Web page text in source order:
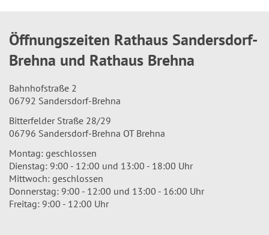
Öffnungszeiten Rathaus Sandersdorf-
Brehna und Rathaus Brehna
Bahnhofstraße 2
06792 Sandersdorf-Brehna
Bitterfelder Straße 28/29
06796 Sandersdorf-Brehna OT Brehna
Montag: geschlossen
Dienstag: 9:00 - 12:00 und 13:00 - 18:00 Uhr
Mittwoch: geschlossen
Donnerstag: 9:00 - 12:00 und 13:00 - 16:00 Uhr
Freitag: 9:00 - 12:00 Uhr